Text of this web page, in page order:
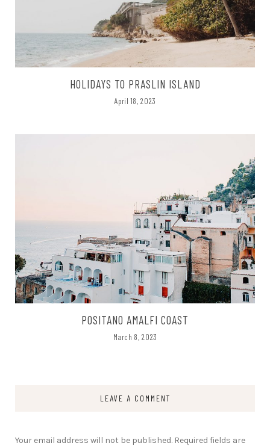
HOLIDAYS TO PRASLIN ISLAND
April 18, 2023
POSITANO AMALFI COAST
March 8, 2023
LEAVE A COMMENT
Your email address will not be published. Required fields are